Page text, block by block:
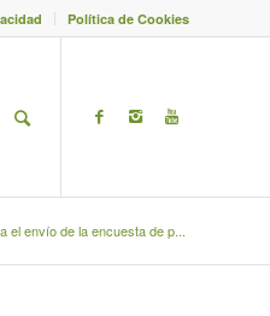
Política de Cookies
el envío de la encuesta de p...